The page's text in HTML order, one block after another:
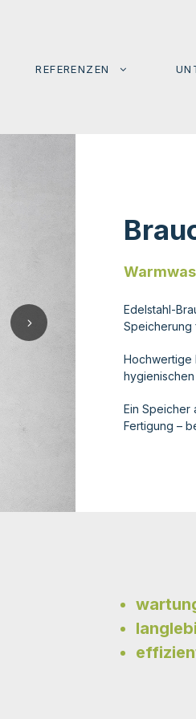
REFERENZEN
Edelstahl-
Speicherung
Hochwertige
Ein Speicher
Fertigung –